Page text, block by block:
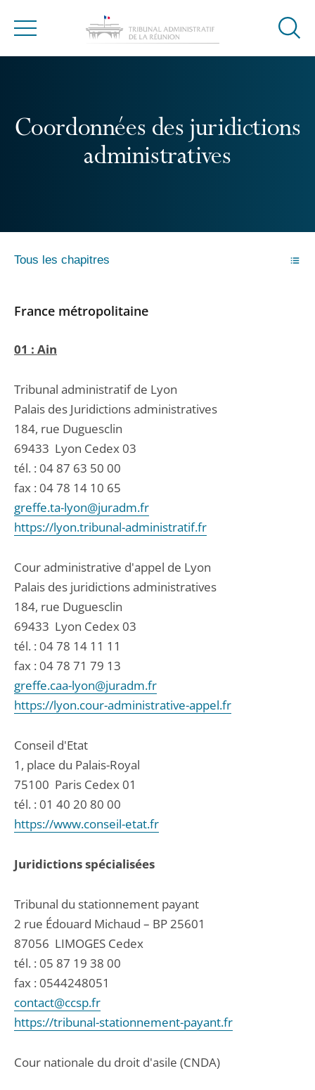
Menu
Ouvrir
Coordonnées des juridictions
administratives
Tous les chapitres
France métropolitaine
01 : Ain
Tribunal administratif de Lyon
Palais des Juridictions administratives
184, rue Duguesclin
69433 Lyon Cedex 03
tél. : 04 87 63 50 00
fax : 04 78 14 10 65
greffe.ta-lyon@juradm.fr
https://lyon.tribunal-administratif.fr
Cour administrative d'appel de Lyon
Palais des juridictions administratives
184, rue Duguesclin
69433 Lyon Cedex 03
tél. : 04 78 14 11 11
fax : 04 78 71 79 13
greffe.caa-lyon@juradm.fr
https://lyon.cour-administrative-appel.fr
Conseil d'Etat
1, place du Palais-Royal
75100 Paris Cedex 01
tél. : 01 40 20 80 00
https://www.conseil-etat.fr
Juridictions spécialisées
Tribunal du stationnement payant
2 rue Édouard Michaud – BP 25601
87056 LIMOGES Cedex
tél. : 05 87 19 38 00
fax : 0544248051
contact@ccsp.fr
https://tribunal-stationnement-payant.fr
Cour nationale du droit d'asile (CNDA)